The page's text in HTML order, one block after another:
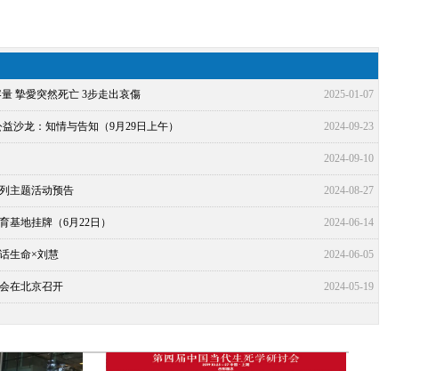
摯愛突然死亡 3步走出哀傷 2025-01-07
沙龙：知情与告知（9月29日上午） 2024-09-23
2024-09-10
主题活动预告 2024-08-27
基地挂牌（6月22日） 2024-06-14
生命×刘慧 2024-06-05
在北京召开 2024-05-19